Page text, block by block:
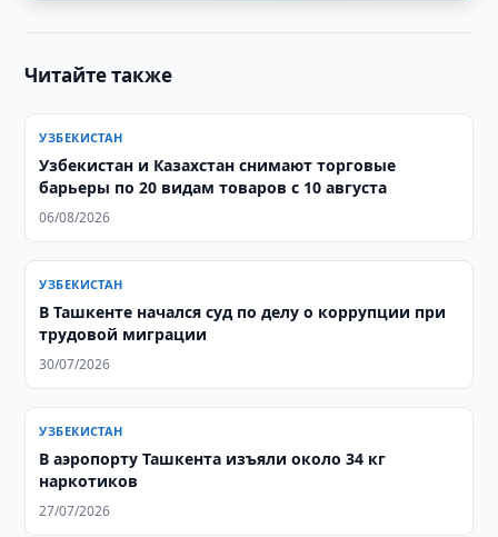
Читайте также
УЗБЕКИСТАН
Узбекистан и Казахстан снимают торговые
барьеры по 20 видам товаров с 10 августа
06/08/2026
УЗБЕКИСТАН
В Ташкенте начался суд по делу о коррупции при
трудовой миграции
30/07/2026
УЗБЕКИСТАН
В аэропорту Ташкента изъяли около 34 кг
наркотиков
27/07/2026